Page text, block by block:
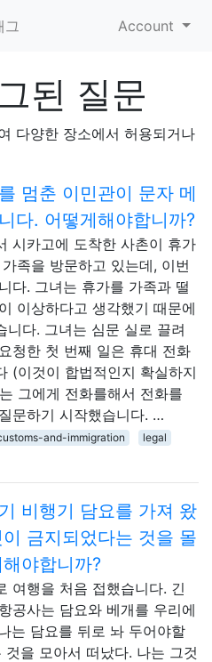
그 Account
된 질문
다양한 장소에서 허용되거나
멈춘 이민관이 문자 메
다. 어떻게해야합니까?
시카고에 도착한 사촌이 휴가
족을 방문하고 있는데, 이번
다. 그녀는 휴가를 가족과 떨
이상하다고 생각했기 때문에
니다. 그녀는 심문 실로 끌려
청한 첫 번째 일은 휴대 전화
(이것이 합법적인지 확실하지
그에게 전화를해서 전화를
문하기 시작했습니다. …
and-immigration
legal
비행기 담요를 가져 왔
금지되었다는 것을 몰
야합니까?
여행을 처음 접했습니다. 긴
공사는 담요와 베개를 우리에
는 담요를 뒤로 놔 두어야할
것을 모아서 떠났다. 나는 그것